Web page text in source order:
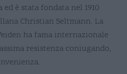
è stata fondata nel 1910
Christian Seltmann. La
ha fama internazionale
resistenza coniugando,